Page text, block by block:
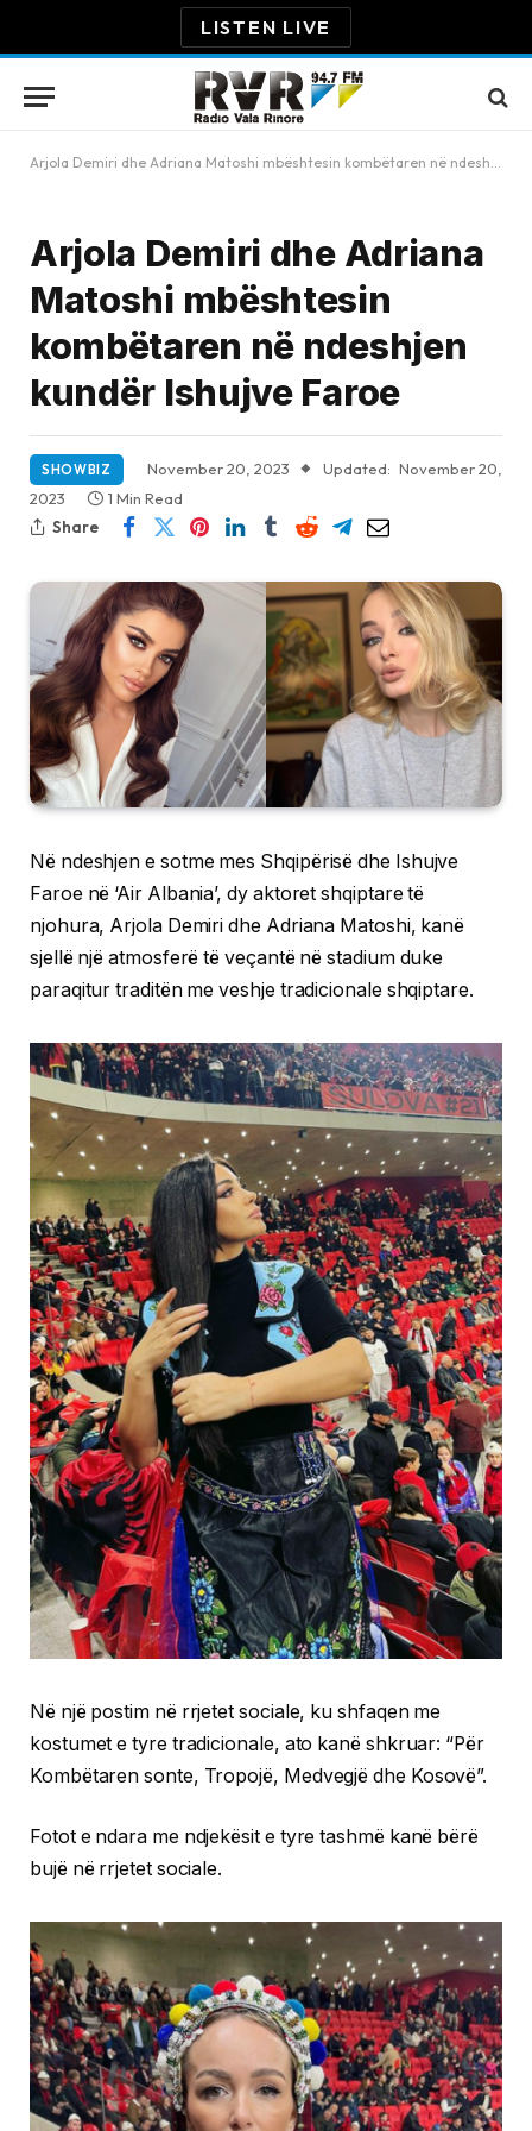
LISTEN LIVE
Arjola Demiri dhe Adriana Matoshi mbështesin kombëtaren në ndeshjen kundër Ishujve Faroe
Arjola Demiri dhe Adriana
Matoshi mbështesin
kombëtaren në ndeshjen
kundër Ishujve Faroe
SHOWBIZ November 20, 2023 Updated: November 20,
2023
1 Min Read
Share
Në ndeshjen e sotme mes Shqipërisë dhe Ishujve
Faroe në ‘Air Albania’, dy aktoret shqiptare të
njohura, Arjola Demiri dhe Adriana Matoshi, kanë
sjellë një atmosferë të veçantë në stadium duke
paraqitur traditën me veshje tradicionale shqiptare.
Në një postim në rrjetet sociale, ku shfaqen me
kostumet e tyre tradicionale, ato kanë shkruar: “Për
Kombëtaren sonte, Tropojë, Medvegjë dhe Kosovë”.
Fotot e ndara me ndjekësit e tyre tashmë kanë bërë
bujë në rrjetet sociale.